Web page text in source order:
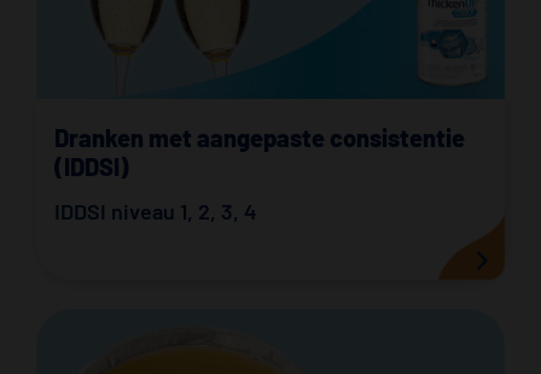
Dranken met aangepaste consistentie
(IDDSI)
IDDSI niveau 1, 2, 3, 4